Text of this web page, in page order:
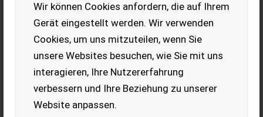
Wir können Cookies anfordern, die auf Ihrem
Gerät eingestellt werden. Wir verwenden
Cookies, um uns mitzuteilen, wenn Sie
unsere Websites besuchen, wie Sie mit uns
interagieren, Ihre Nutzererfahrung
verbessern und Ihre Beziehung zu unserer
Website anpassen.
Klimaanlage, Kabine
Lastschaltgetriebe, EHR,
Luftsitz, 4-Rad Bremse,
Powershuttle
540/540E/1000, 40 ...
EUR 48.000 inkl. 20 % MwSt.